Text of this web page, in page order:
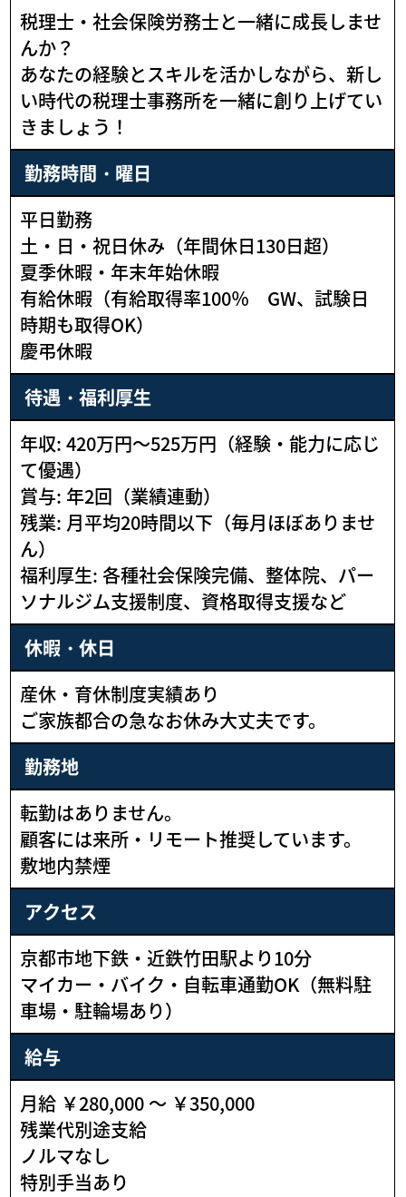
税理士・社会保険労務士と一緒に成長しませ
んか？
あなたの経験とスキルを活かしながら、新し
い時代の税理士事務所を一緒に創り上げてい
きましょう！
勤務時間・曜日
平日勤務
土・日・祝日休み（年間休日130日超）
夏季休暇・年末年始休暇
有給休暇（有給取得率100％ GW、試験日
時期も取得OK）
慶弔休暇
待遇・福利厚生
年収: 420万円～525万円（経験・能力に応じ
て優遇）
賞与: 年2回（業績連動）
残業: 月平均20時間以下（毎月ほぼありませ
ん）
福利厚生: 各種社会保険完備、整体院、パー
ソナルジム支援制度、資格取得支援など
休暇・休日
産休・育休制度実績あり
ご家族都合の急なお休み大丈夫です。
勤務地
転勤はありません。
顧客には来所・リモート推奨しています。
敷地内禁煙
アクセス
京都市地下鉄・近鉄竹田駅より10分
マイカー・バイク・自転車通勤OK（無料駐
車場・駐輪場あり）
給与
月給 ￥280,000 〜 ￥350,000
残業代別途支給
ノルマなし
特別手当あり